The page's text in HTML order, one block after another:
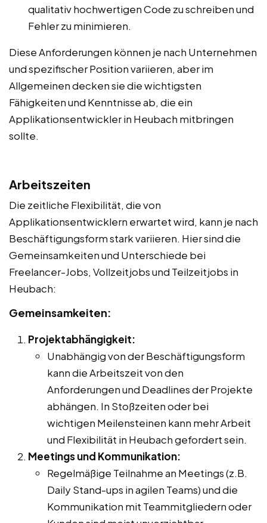
qualitativ hochwertigen Code zu schreiben und
Fehler zu minimieren.
Diese Anforderungen können je nach Unternehmen
und spezifischer Position variieren, aber im
Allgemeinen decken sie die wichtigsten
Fähigkeiten und Kenntnisse ab, die ein
Applikationsentwickler in Heubach mitbringen
sollte.
Arbeitszeiten
Die zeitliche Flexibilität, die von
Applikationsentwicklern erwartet wird, kann je nach
Beschäftigungsform stark variieren. Hier sind die
Gemeinsamkeiten und Unterschiede bei
Freelancer-Jobs, Vollzeitjobs und Teilzeitjobs in
Heubach:
Gemeinsamkeiten:
Projektabhängigkeit:
Unabhängig von der Beschäftigungsform
kann die Arbeitszeit von den
Anforderungen und Deadlines der Projekte
abhängen. In Stoßzeiten oder bei
wichtigen Meilensteinen kann mehr Arbeit
und Flexibilität in Heubach gefordert sein.
Meetings und Kommunikation:
Regelmäßige Teilnahme an Meetings (z.B.
Daily Stand-ups in agilen Teams) und die
Kommunikation mit Teammitgliedern oder